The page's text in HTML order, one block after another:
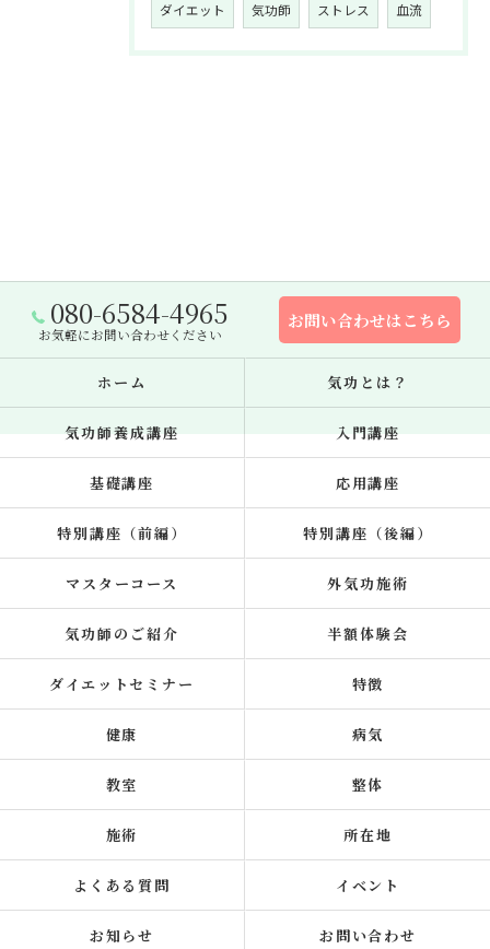
ダイエット 気功師 ストレス 血流
080-6584-4965
お気軽にお問い合わせください
お問い合わせはこちら
ホーム 気功とは？
気功師養成講座 入門講座
基礎講座 応用講座
特別講座（前編） 特別講座（後編）
マスターコース 外気功施術
気功師のご紹介 半額体験会
ダイエットセミナー 特徴
健康 病気
教室 整体
施術 所在地
よくある質問 イベント
お知らせ お問い合わせ